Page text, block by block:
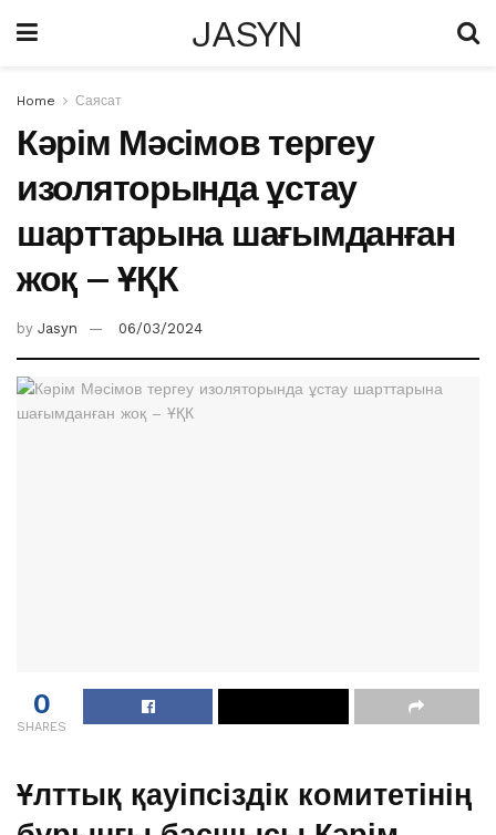
JASYN
Home Саясат
Кәрім Мәсімов тергеу
изоляторында ұстау
шарттарына шағымданған
жоқ – ҰҚК
by Jasyn 06/03/2024
0
SHARES
Ұлттық қауіпсіздік комитетінің